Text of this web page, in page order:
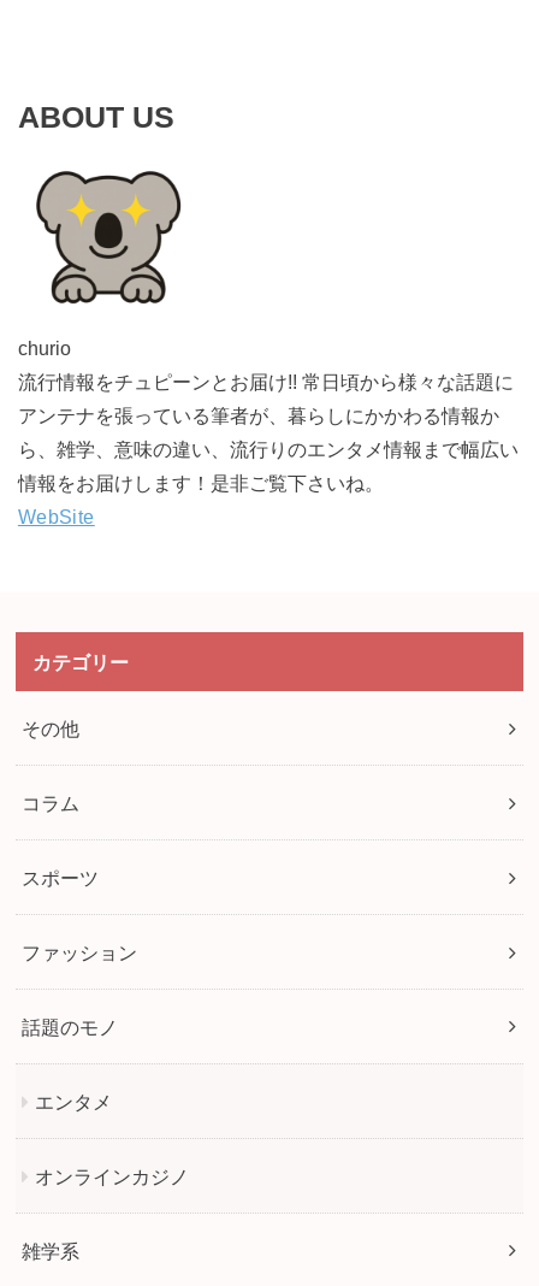
ABOUT US
churio
流行情報をチュピーンとお届け!! 常日頃から様々な話題に
アンテナを張っている筆者が、暮らしにかかわる情報か
ら、雑学、意味の違い、流行りのエンタメ情報まで幅広い
情報をお届けします！是非ご覧下さいね。
WebSite
カテゴリー
その他
コラム
スポーツ
ファッション
話題のモノ
エンタメ
オンラインカジノ
雑学系